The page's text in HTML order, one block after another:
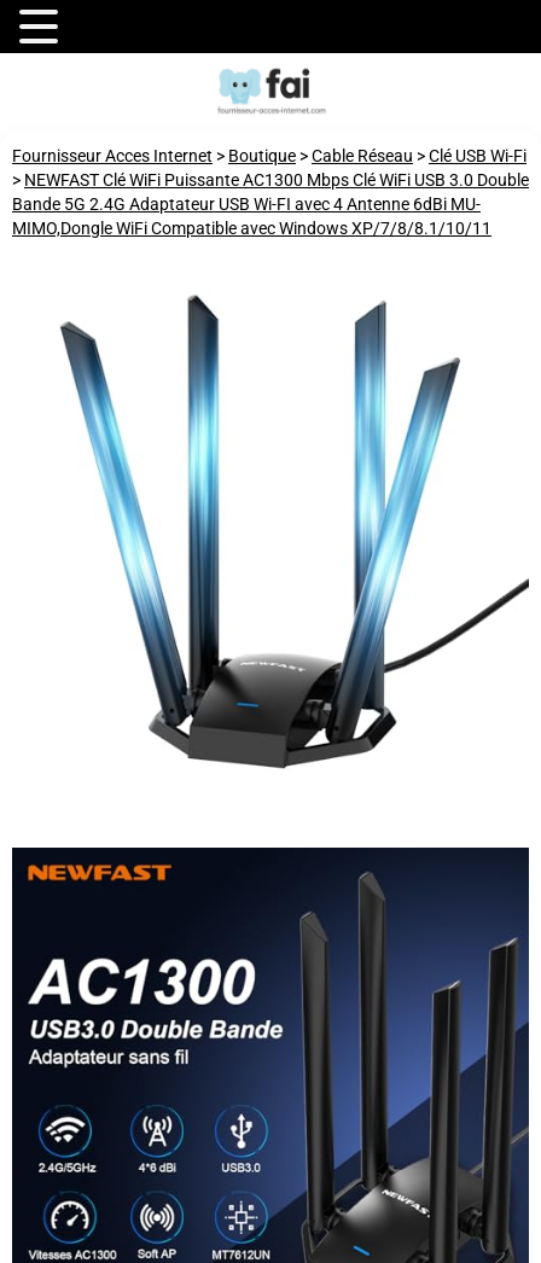
Fournisseur Acces Internet > Boutique >Cable Réseau >Clé USB Wi-Fi
> NEWFAST Clé WiFi Puissante AC1300 Mbps Clé WiFi USB 3.0 Double
Bande 5G 2.4G Adaptateur USB Wi-FI avec 4 Antenne 6dBi MU-
MIMO,Dongle WiFi Compatible avec Windows XP/7/8/8.1/10/11